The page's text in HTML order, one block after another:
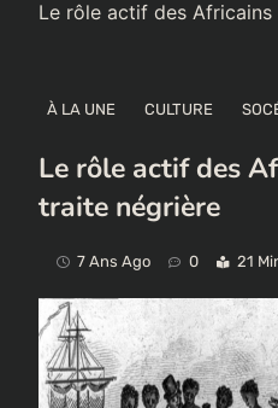
Le rôle actif des
À LA UNE CULTURE
Le rôle actif des
traite négrière
7 Ans Ago 0 21